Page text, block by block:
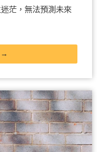
茫，無法預測未來
→